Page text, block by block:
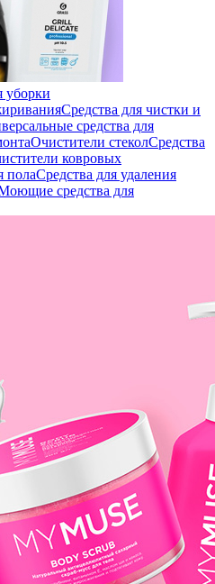
уборки
Средства для чистки и
средства для
Очистители стеколСредства
ковровых
полаСредства для удаления
средства для